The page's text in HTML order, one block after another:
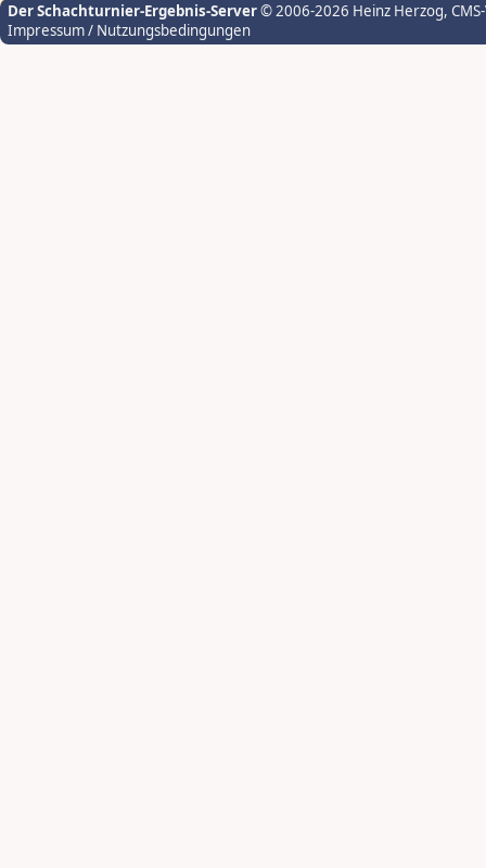
Der Schachturnier-Ergebnis-Server© 2006-2026 Heinz Herzog,
Impressum / Nutzungsbedingungen